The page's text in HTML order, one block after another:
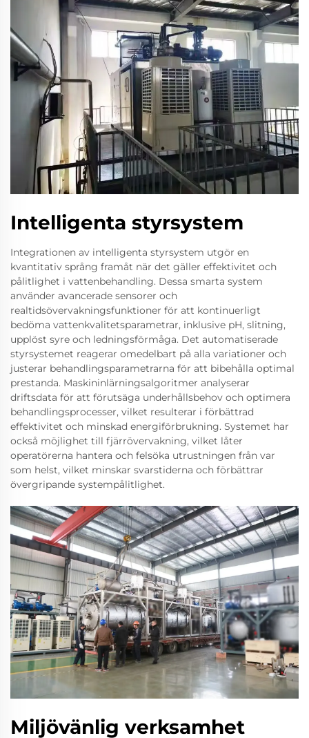
Intelligenta styrsystem
Integrationen av intelligenta styrsystem utgör en
kvantitativ språng framåt när det gäller effektivitet och
pålitlighet i vattenbehandling. Dessa smarta system
använder avancerade sensorer och
realtidsövervakningsfunktioner för att kontinuerligt
bedöma vattenkvalitetsparametrar, inklusive pH, slitning,
upplöst syre och ledningsförmåga. Det automatiserade
styrsystemet reagerar omedelbart på alla variationer och
justerar behandlingsparametrarna för att bibehålla optimal
prestanda. Maskininlärningsalgoritmer analyserar
driftsdata för att förutsäga underhållsbehov och optimera
behandlingsprocesser, vilket resulterar i förbättrad
effektivitet och minskad energiförbrukning. Systemet har
också möjlighet till fjärrövervakning, vilket låter
operatörerna hantera och felsöka utrustningen från var
som helst, vilket minskar svarstiderna och förbättrar
övergripande systempålitlighet.
Miljövänlig verksamhet